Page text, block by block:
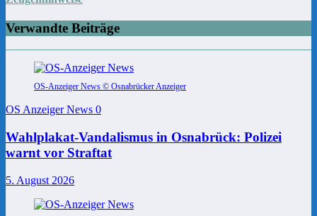
Verwandte Beiträge
OS-Anzeiger News © Osnabrücker Anzeiger
OS Anzeiger News 0
Wahlplakat-Vandalismus in Osnabrück: Polizei
warnt vor Straftat
5. August 2026